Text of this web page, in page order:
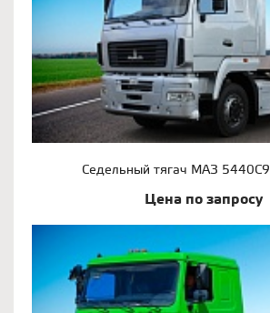
Седельный тягач МАЗ
Цена по запросу